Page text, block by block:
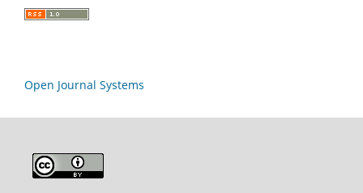
Open Journal Systems